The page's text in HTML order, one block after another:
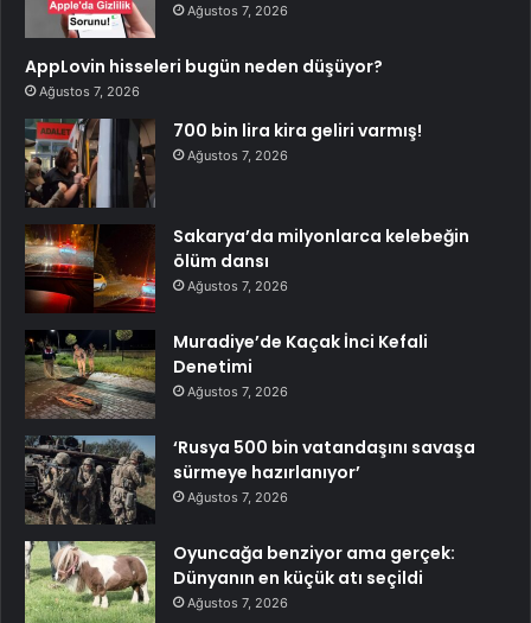
Ağustos 7, 2026
AppLovin hisseleri bugün neden düşüyor?
Ağustos 7, 2026
700 bin lira kira geliri varmış!
Ağustos 7, 2026
Sakarya’da milyonlarca kelebeğin
ölüm dansı
Ağustos 7, 2026
Muradiye’de Kaçak İnci Kefali
Denetimi
Ağustos 7, 2026
‘Rusya 500 bin vatandaşını savaşa
sürmeye hazırlanıyor’
Ağustos 7, 2026
Oyuncağa benziyor ama gerçek:
Dünyanın en küçük atı seçildi
Ağustos 7, 2026